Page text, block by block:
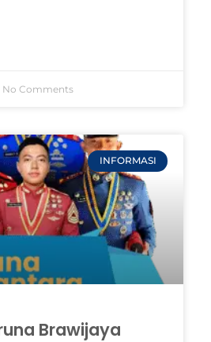
No Comments
INFORMASI
Brawijaya